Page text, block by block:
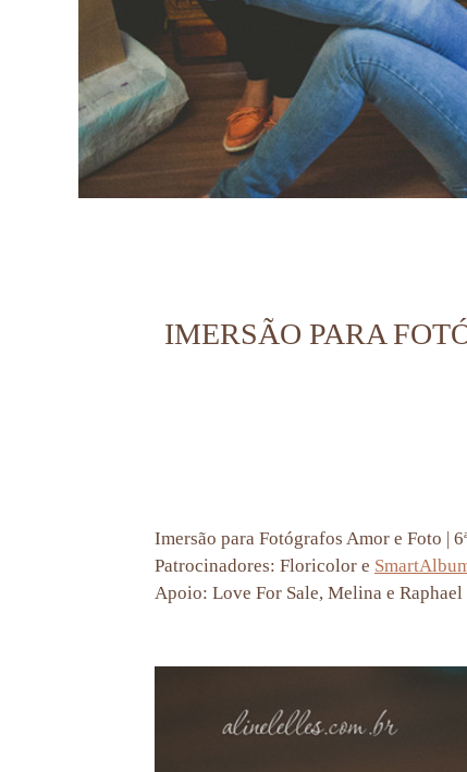
IMERSÃO PARA
Imersão para Fotógrafos Amor e Foto |
Patrocinadores: Floricolor e
Apoio: Love For Sale, Melina e